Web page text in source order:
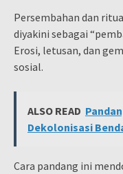
Persembahan dan
diyakini sebagai
Erosi, letusan, dan
sosial.
ALSO READ
Dekolonisasi
Cara pandang ini